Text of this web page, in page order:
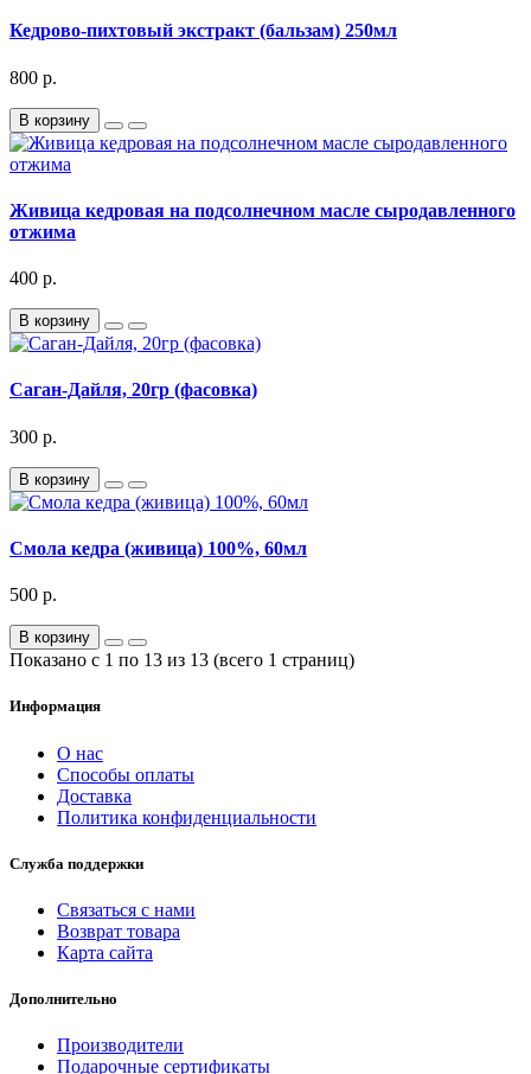
Кедрово-пихтовый экстракт (бальзам) 250мл
800 р.
В корзину
Живица кедровая на подсолнечном масле сыродавленного
отжима
400 р.
В корзину
Саган-Дайля, 20гр (фасовка)
300 р.
В корзину
Смола кедра (живица) 100%, 60мл
500 р.
В корзину
Показано с 1 по 13 из 13 (всего 1 страниц)
Информация
О нас
Способы оплаты
Доставка
Политика конфиденциальности
Служба поддержки
Связаться с нами
Возврат товара
Карта сайта
Дополнительно
Производители
Подарочные сертификаты